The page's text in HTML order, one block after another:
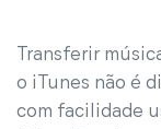
Transferir
o iTunes não é
com facilidade